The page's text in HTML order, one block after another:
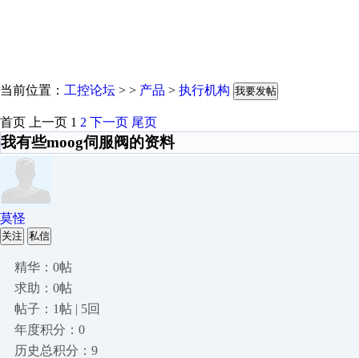
当前位置： 工控论坛 > > 产品 > 执行机构 我要发帖
首页 上一页 1 2 下一页 尾页
我有些moog伺服阀的资料
莫怪
关注 私信
精华：0帖
求助：0帖
帖子：1帖 | 5回
年度积分：0
历史总积分：9